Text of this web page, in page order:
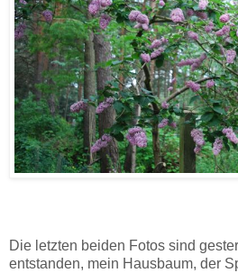
Die letzten beiden Fotos sind
entstanden, mein Hausbaum, der